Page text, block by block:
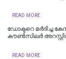
READ MORE
ഡോക്ടറെ മർദിച്ച
കൗൺസിലർ
READ MORE